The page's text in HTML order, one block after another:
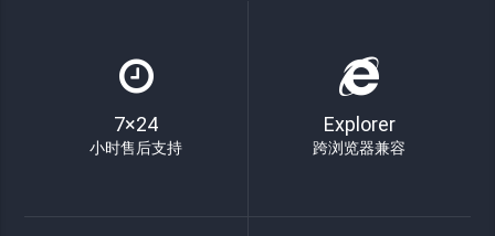
7×24
小时售后支持
Explorer
跨浏览器兼容